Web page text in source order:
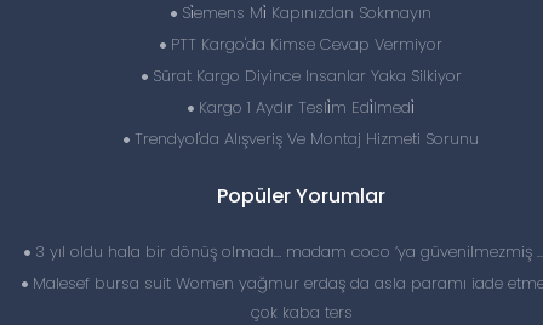
Si̇emens Mi̇ Kapınızdan Sokmayın
PTT Kargo'da Kimse Cevap Vermiyor
Sürat Kargo Diyince Insanlar Yaka Silkiyor
Kargo 1 Aydır Tesli̇m Edi̇lmedi̇
Trendyol'da Alışveriş Ve Montaj Hizmeti Sorunu
Popüler Yorumlar
3 yıl oldu hala bir dönüş olmadı… madam coco ‘ya güvenilmezmiş
Malesef bursa suit Women yağmur erdaş da asla paramı iade
çok kaba ters